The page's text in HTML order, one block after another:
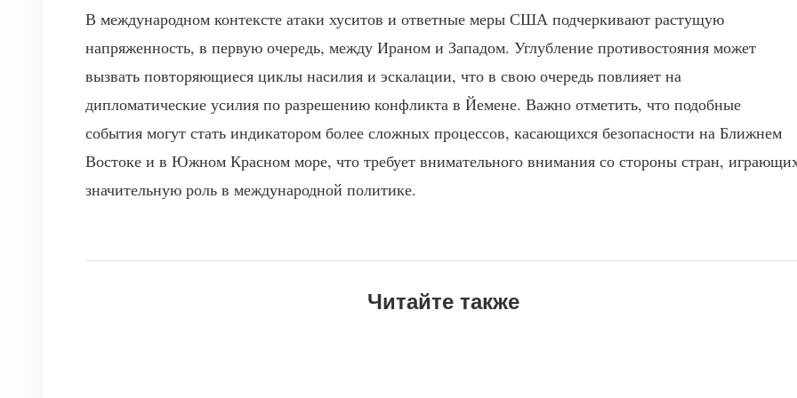
В международном контексте атаки хуситов и ответные меры США подчеркивают растущую
напряженность, в первую очередь, между Ираном и Западом. Углубление противостояния может
вызвать повторяющиеся циклы насилия и эскалации, что в свою очередь повлияет на
дипломатические усилия по разрешению конфликта в Йемене. Важно отметить, что подобные
события могут стать индикатором более сложных процессов, касающихся безопасности на Ближнем
Востоке и в Южном Красном море, что требует внимательного внимания со стороны стран,
значительную роль в международной политике.
Читайте также